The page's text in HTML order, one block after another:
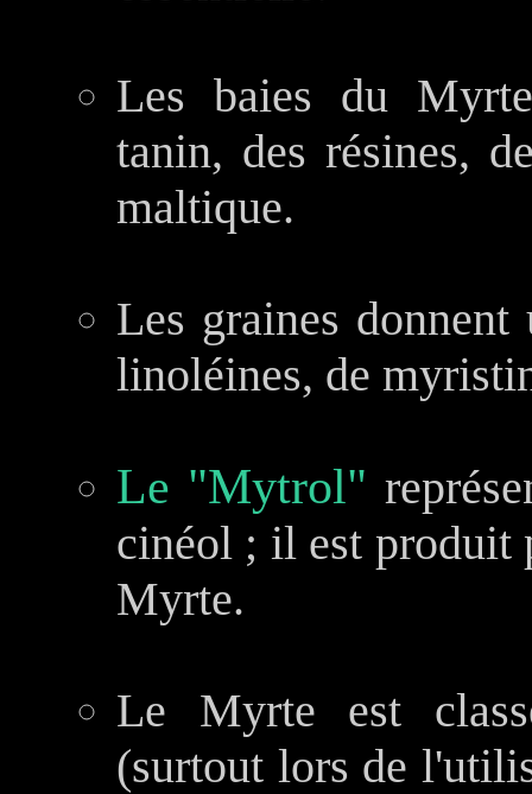
Les baies du
tanin, des résines,
maltique.
Les graines
linoléines, de
Le "Mytrol"
cinéol ; il est produit
Myrte.
Le Myrte est
(surtout lors de